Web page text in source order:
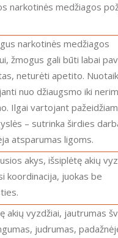
narkotinės medžiagos
žmogus gali būti labai
neturėti apetito.
nuo džiaugsmo iki
Ilgai vartojant
– sutrinka širdies
atsparumas ligoms.
koordinacija, juokas be
judrumas,